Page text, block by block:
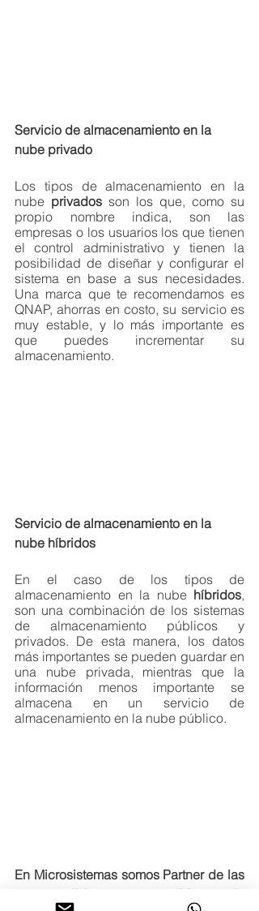
Servicio de almacenamiento en la
nube privado
Los tipos de almacenamiento en la
nube privados son los que, como su
propio nombre indica, son las
empresas o los usuarios los que tienen
el control administrativo y tienen la
posibilidad de diseñar y configurar el
sistema en base a sus necesidades.
Una marca que te recomendamos es
QNAP, ahorras en costo, su servicio es
muy estable, y lo más importante es
que puedes incrementar su
almacenamiento.
Servicio de almacenamiento en la
nube híbridos
En el caso de los tipos de
almacenamiento en la nube híbridos,
son una combinación de los sistemas
de almacenamiento públicos y
privados. De esta manera, los datos
más importantes se pueden guardar en
una nube privada, mientras que la
información menos importante se
almacena en un servicio de
almacenamiento en la nube público.
En Microsistemas somos Partner de las
marcas lideres en servidores de